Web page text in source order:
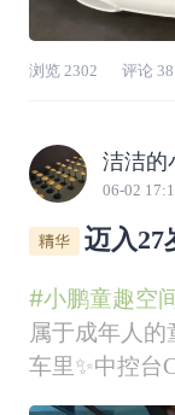
浏览 2302 评论 38
洁洁的
06-02
迈入27
#小鹏童趣空
属于成年人
车里✨中控台
件，蓬松白毛